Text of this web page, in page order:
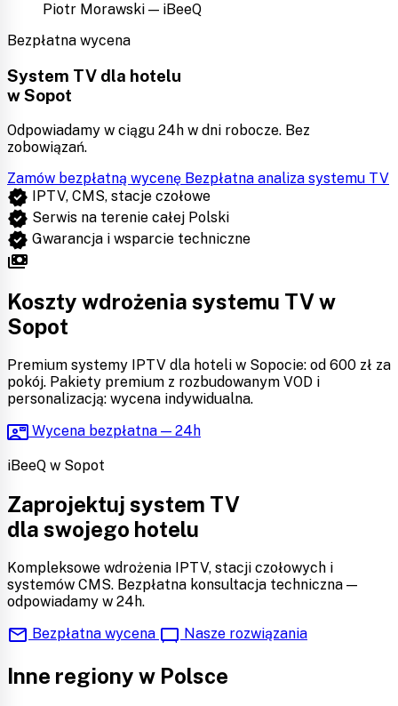
Piotr Morawski — iBeeQ
Bezpłatna wycena
System TV dla hotelu
w Sopot
Odpowiadamy w ciągu 24h w dni robocze. Bez
zobowiązań.
Zamów bezpłatną wycenę Bezpłatna analiza systemu TV
verified IPTV, CMS, stacje czołowe
verified Serwis na terenie całej Polski
verified Gwarancja i wsparcie techniczne
payments
Koszty wdrożenia systemu TV w
Sopot
Premium systemy IPTV dla hoteli w Sopocie: od 600 zł za
pokój. Pakiety premium z rozbudowanym VOD i
personalizacją: wycena indywidualna.
contact_mail Wycena bezpłatna — 24h
iBeeQ w Sopot
Zaprojektuj system TV
dla swojego hotelu
Kompleksowe wdrożenia IPTV, stacji czołowych i
systemów CMS. Bezpłatna konsultacja techniczna —
odpowiadamy w 24h.
mail Bezpłatna wycena tv_gen Nasze rozwiązania
Inne regiony w Polsce